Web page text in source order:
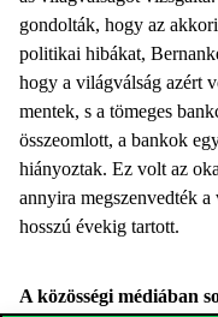
gondolták, hogy az
politikai hibákat,
hogy a világválság azért
mentek, s a tömeges
összeomlott, a bankok
hiányoztak. Ez volt az
annyira megszenvedték
hosszú évekig tartott.
A közösségi médiában